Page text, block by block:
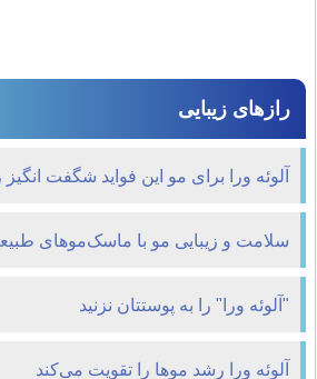
رازهای زیبایی
آلوئه ورا برای مو این فواید شگفت انگیز
سلامت و زیبایی مو با ماسک‌موهای طبیعی
"آلوئه ورا" را به پوستتان نزنید
آلوئه ورا رشد موها را تقویت می‌کند